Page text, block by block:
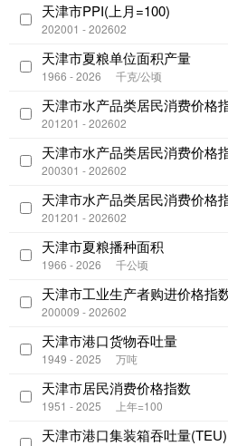
天津市PPI(上月=100)
202001 - 202602
天津市夏粮单位面积产量
1966 - 2026 千克/公顷
天津市水产品类居民消费价格
201201 - 202602
天津市水产品类居民消费价格
200301 - 202602
天津市水产品类居民消费价格
201201 - 202602
天津市夏粮播种面积
1966 - 2026 千公顷
天津市工业生产者购进价格指
200009 - 202602
天津市港口货物吞吐量
1949 - 2025 万吨
天津市居民消费价格指数
1951 - 2025 上年=100
天津市港口集装箱吞吐量(TEU)